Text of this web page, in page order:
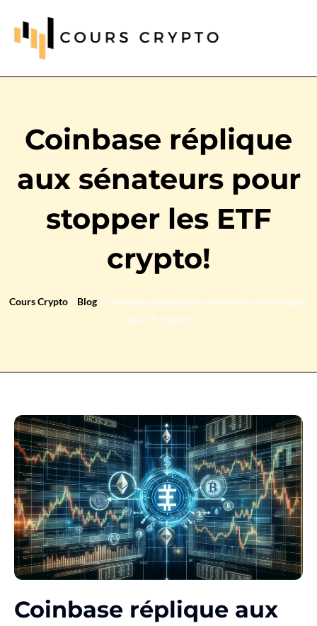
Coinbase réplique
aux sénateurs pour
stopper les ETF
crypto!
Cours Crypto » Blog » Coinbase réplique aux sénateurs pour stopper
les ETF crypto!
Coinbase réplique aux